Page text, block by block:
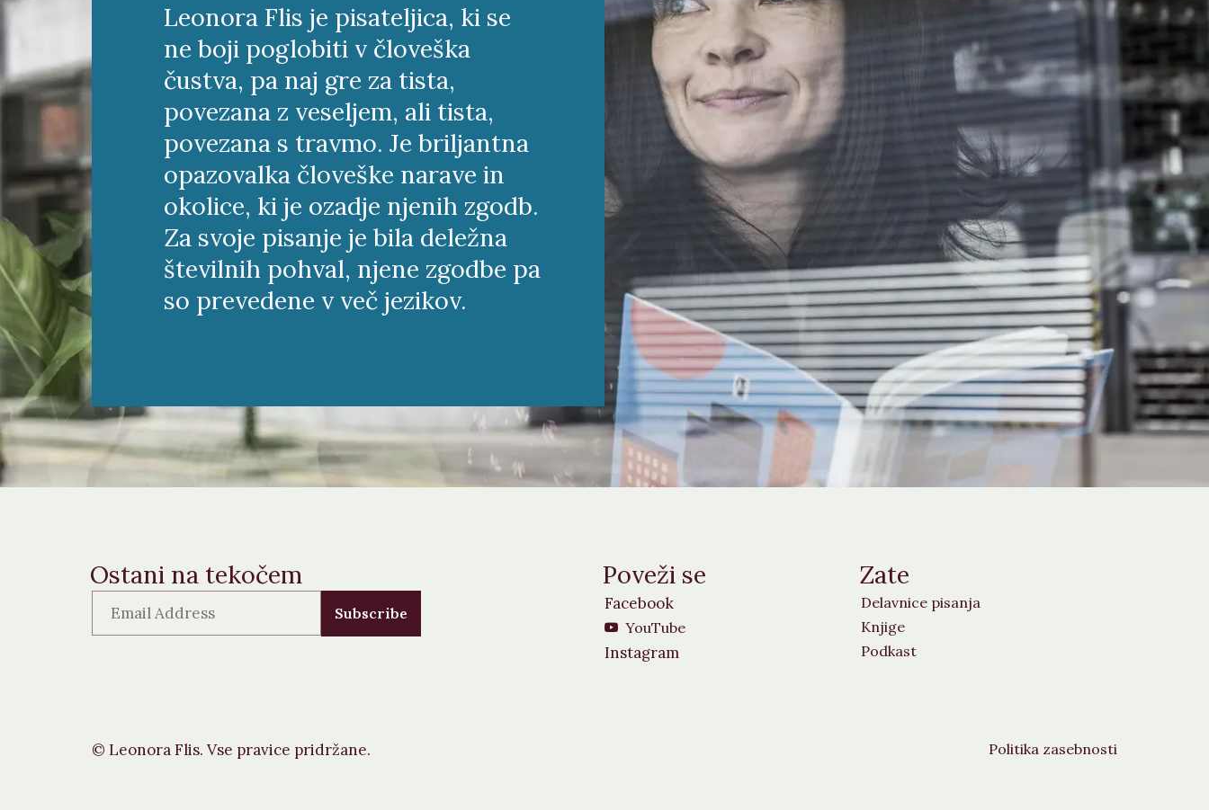
Leonora Flis je pisateljica, ki se
ne boji poglobiti v človeška
čustva, pa naj gre za tista,
povezana z veseljem, ali tista,
povezana s travmo. Je briljantna
opazovalka človeške narave in
okolice, ki je ozadje njenih zgodb.
Za svoje pisanje je bila deležna
številnih pohval, njene zgodbe pa
so prevedene v več jezikov.
Ostani na tekočem
Subscribe
Poveži se
Facebook
YouTube
Instagram
Zate
Delavnice pisanja
Knjige
Podkast
© Leonora Flis. Vse pravice pridržane. Politika zasebnosti